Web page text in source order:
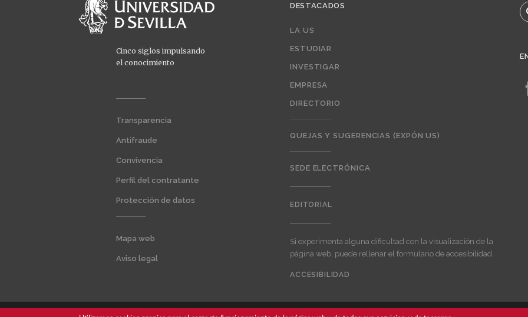
Cinco siglos impulsando
el conocimiento
Transparencia
Antifraude
Convivencia
Perfil del contratante
Protección de datos
Mapa web
Aviso legal
DESTACADOS
LA US
ESTUDIAR
INVESTIGAR
EMPRESA
DIRECTORIO
QUEJAS Y SUGERENCIAS (EXPÓN US)
SEDE ELECTRÓNICA
EDITORIAL
Si experimenta alguna dificultad con la visualización de la
página web, puede rellenar el formulario de accesibilidad
menu
ACCESIBILIDAD